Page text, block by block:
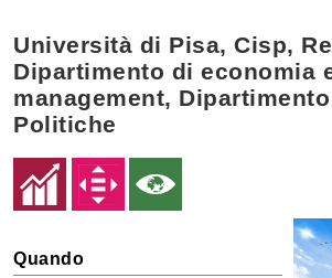
Università di Pisa, Cisp,
Dipartimento di economia
management,
Politiche
Quando